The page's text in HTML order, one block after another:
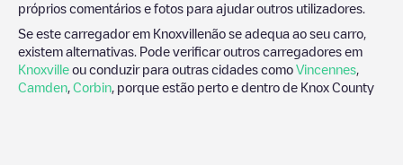
próprios comentários e fotos para ajudar outros utilizadores.
Se este carregador em Knoxvillenão se adequa ao seu carro,
existem alternativas. Pode verificar outros carregadores em
Knoxville ou conduzir para outras cidades como Vincennes
Camden Corbin , porque estão perto e dentro de Knox County